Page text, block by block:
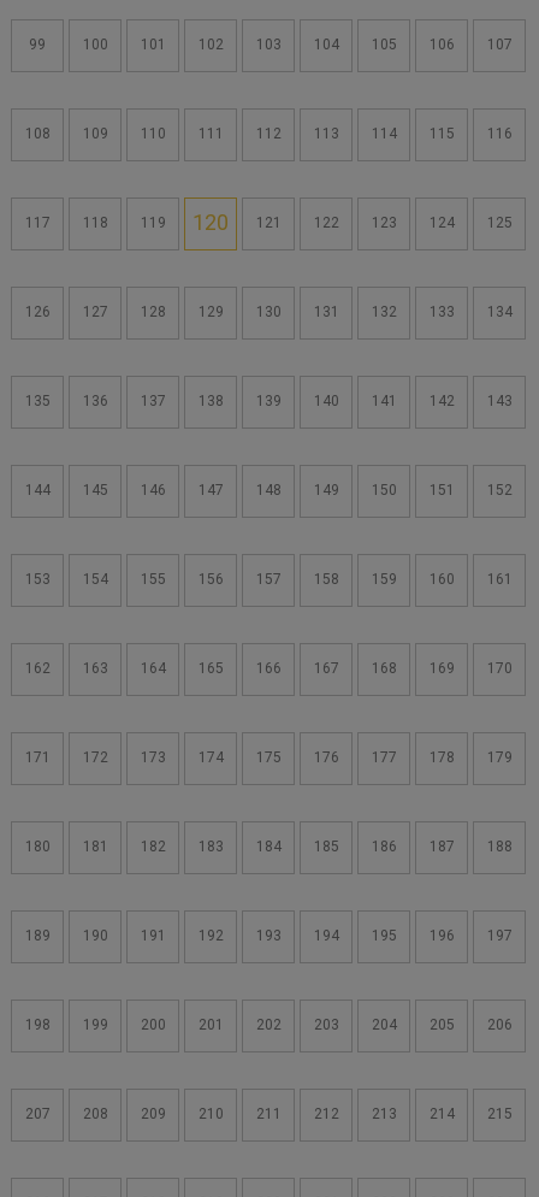
99 100 101 102 103 104 105 106 107
108 109 110 111 112 113 114 115 116
117 118 119 120 121 122 123 124 125
126 127 128 129 130 131 132 133 134
135 136 137 138 139 140 141 142 143
144 145 146 147 148 149 150 151 152
153 154 155 156 157 158 159 160 161
162 163 164 165 166 167 168 169 170
171 172 173 174 175 176 177 178 179
180 181 182 183 184 185 186 187 188
189 190 191 192 193 194 195 196 197
198 199 200 201 202 203 204 205 206
207 208 209 210 211 212 213 214 215